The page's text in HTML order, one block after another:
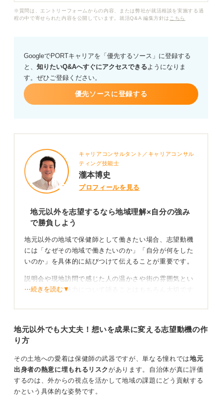
ドバイスをいただけないでしょうか？ よろしくお願いい
たします。
※質問は、エントリーフォームからの内容、または弊社が就活相談を実施する過
程の中で寄せられた内容を公開しています。就活Q&A 編集方針は こちら
GoogleでPORTキャリアを「優先するソース」に登録する
と、 知りたいQ&Aへすぐにアクセスできるようになりま
す。ぜひご登録ください。
優先ソースに登録する
キャリアコンサルタント／キャリアコンサル
ティング技能士
瀧本博史
プロフィールを見る
地元以外を志望するなら地域理解×自分の強み
で勝負しよう
地元以外の地域で保健師として働きたい場合、志望動機
には「なぜその地域で働きたいのか」「自分が何をした
いのか」を具体的に結びつけて伝えることが重要です。
説明会や現地訪問で感じた人の温かさや街の雰囲気とい
った感覚的な魅力について語ることはもちろん大切です
という説得力に欠けてしまう可能性があります。
そこでまず、その地域が抱える保健課題や高齢化率、子
育て支援の現状などを調べたうえで、「自分の経験や強
う。
たとえば、徳島での学生時代に高齢者支援サークルでコ
ミュニティ活動をおこない、多世代交流の場作りで成果
⋯続きを読む▼
地元以外でも大丈夫！想いを成果に変える志望動機の作
り方
その土地への愛着は保健師の武器ですが、単なる憧れでは地元
出身者の熱意に埋もれるリスクがあります。自治体が真に評価
するのは、外からの視点を活かして地域の課題にどう貢献する
かという具体的な姿勢です。